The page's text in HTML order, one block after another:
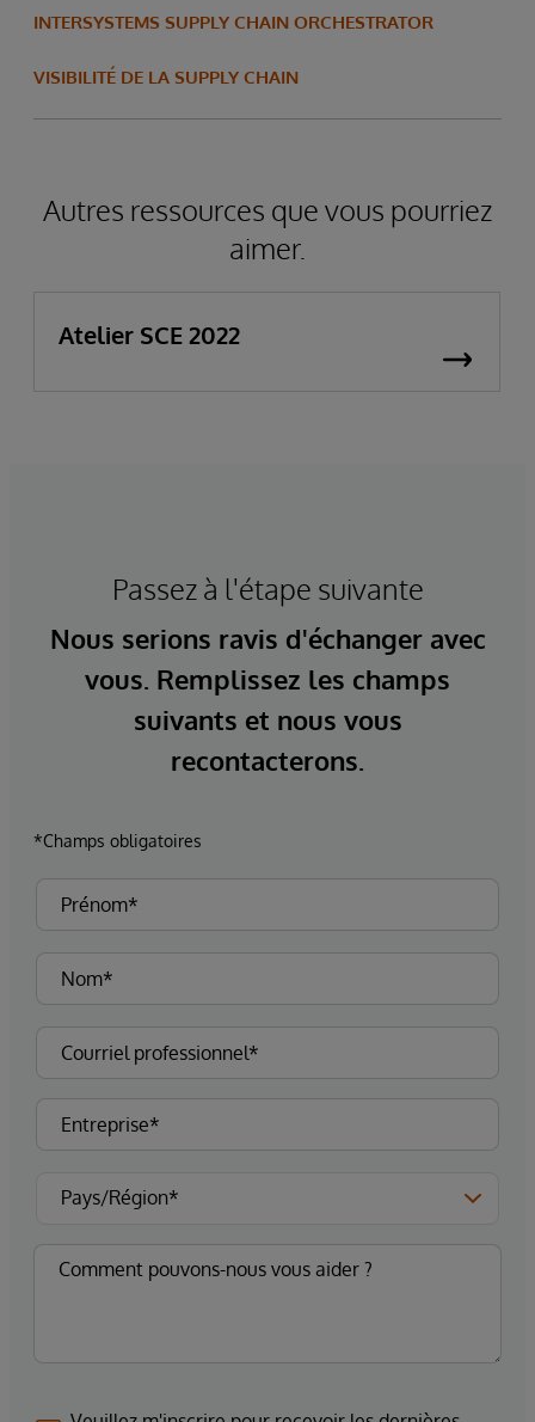
INTERSYSTEMS SUPPLY CHAIN ORCHESTRATOR
VISIBILITÉ DE LA SUPPLY CHAIN
Autres ressources que vous pourriez
aimer.
Atelier SCE 2022
Passez à l'étape suivante
Nous serions ravis d'échanger avec
vous. Remplissez les champs
suivants et nous vous
recontacterons.
*Champs obligatoires